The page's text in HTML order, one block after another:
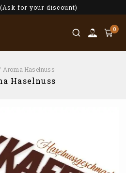
(Ask for your discount)
0
Aroma Haselnuss
Haselnuss